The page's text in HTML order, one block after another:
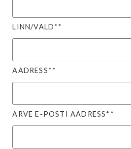
LINN/VALD**
AADRESS**
ARVE E-POSTI AADRESS**